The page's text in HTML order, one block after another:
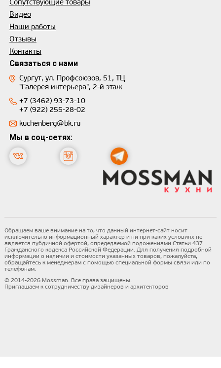
Сопутствующие товары
Видео
Наши работы
Отзывы
Контакты
Связаться с нами
Сургут, ул. Профсоюзов, 51, ТЦ
"Галерея интерьера", 2-й этаж
+7 (3462) 93-73-10
+7 (922) 255-28-02
kuchenberg@bk.ru
Мы в соц-сетях:
Обращаем ваше внимание на то, что данный интернет-сайт носит
исключительно информационный характер и ни при каких условиях не
является публичной офертой, определяемой положениями Статьи 437
Гражданского кодекса Российской Федерации. Для получения подробной
информации о наличии и стоимости указанных товаров, пожалуйста,
обращайтесь к менеджерам с помощью специальной формы связи или по
телефонам.
© 2014-2026 Mossman. Все права защищены.
Приглашаем к сотрудничеству дизайнеров и архитекторов